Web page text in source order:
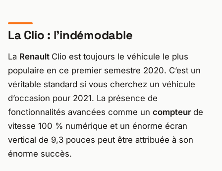
La Clio : l’indémodable
La Renault Clio est toujours le véhicule le plus
populaire en ce premier semestre 2020. C’est un
véritable standard si vous cherchez un véhicule
d’occasion pour 2021. La présence de
fonctionnalités avancées comme un compteur de
vitesse 100 % numérique et un énorme écran
vertical de 9,3 pouces peut être attribuée à son
énorme succès.